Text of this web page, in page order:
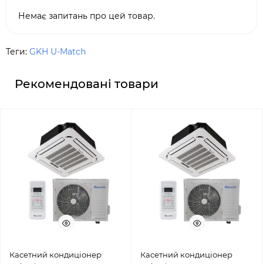
Немає запитань про цей товар.
Теги: GKH U-Match
Рекомендовані товари
Касетний кондиціонер
Касетний кондиціонер